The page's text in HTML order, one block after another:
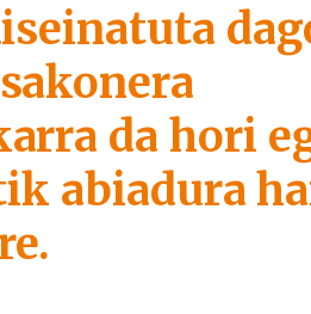
da hori
abiadura